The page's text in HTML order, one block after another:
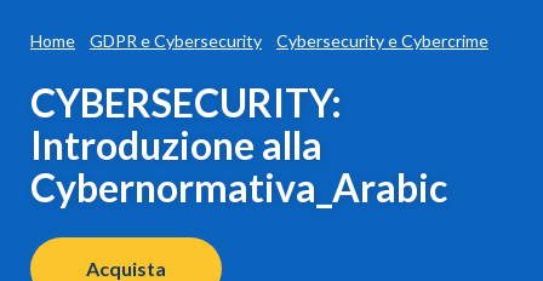
Home GDPR e Cybersecurity Cybersecurity e Cybercrime
CYBERSECURITY:
Introduzione alla
Cybernormativa_Arabic
Acquista